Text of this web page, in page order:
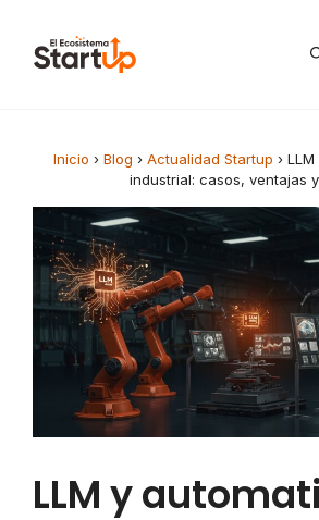
Inicio › Blog › Actualidad Startup ›
industrial: casos, ventajas
LLM y